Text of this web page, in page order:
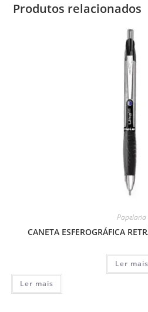
Produtos relacionados
Papelaria
CANETA ESFEROGRÁFICA
Ler mais
Ler mais